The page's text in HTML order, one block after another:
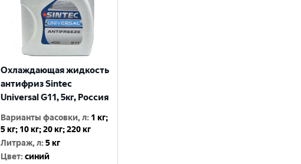
Охлаждающая жидкость
антифриз Sintec
Universal G11, 5кг, Россия
Варианты фасовки, л: 1 кг;
5 кг; 10 кг; 20 кг; 220 кг
Литраж, л:5 кг
Цвет:синий